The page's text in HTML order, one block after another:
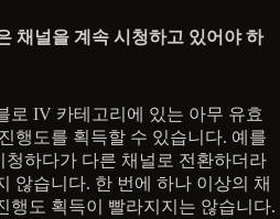
채널을 계속 시청하고 있어야 하
로 IV 카테고리에 있는 아무 유효
행도를 획득할 수 있습니다. 예를
청하다가 다른 채널로 전환하더라
않습니다. 한 번에 하나 이상의 채
행도 획득이 빨라지지는 않습니다.